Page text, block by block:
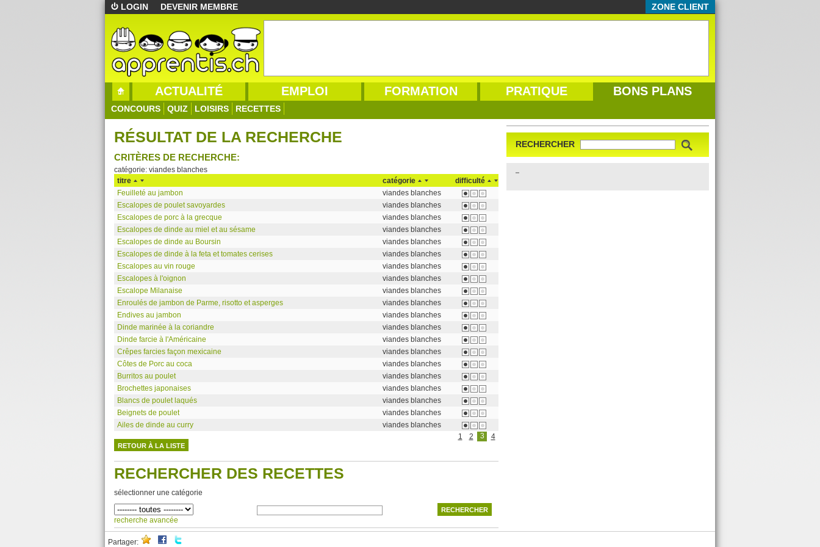
LOGIN DEVENIR MEMBRE ZONE CLIENT
ACTUALITÉ EMPLOI FORMATION PRATIQUE BONS PLANS
CONCOURS QUIZ LOISIRS RECETTES
RECHERCHER
RÉSULTAT DE LA RECHERCHE
CRITÈRES DE RECHERCHE:
catégorie: viandes blanches
titre
catégorie
difficulté
Feuilleté au jambon
viandes blanches
Escalopes de poulet savoyardes
viandes blanches
Escalopes de porc à la grecque
viandes blanches
Escalopes de dinde au miel et au sésame
viandes blanches
Escalopes de dinde au Boursin
viandes blanches
Escalopes de dinde à la feta et tomates cerises
viandes blanches
Escalopes au vin rouge
viandes blanches
Escalopes à l'oignon
viandes blanches
Escalope Milanaise
viandes blanches
Enroulés de jambon de Parme, risotto et asperges
viandes blanches
Endives au jambon
viandes blanches
Dinde marinée à la coriandre
viandes blanches
Dinde farcie à l'Américaine
viandes blanches
Crêpes farcies façon mexicaine
viandes blanches
Côtes de Porc au coca
viandes blanches
Burritos au poulet
viandes blanches
Brochettes japonaises
viandes blanches
Blancs de poulet laqués
viandes blanches
Beignets de poulet
viandes blanches
Ailes de dinde au curry
viandes blanches
1
2 3 4
RETOUR À LA LISTE
RECHERCHER DES RECETTES
sélectionner une catégorie
recherche avancée
Partager: